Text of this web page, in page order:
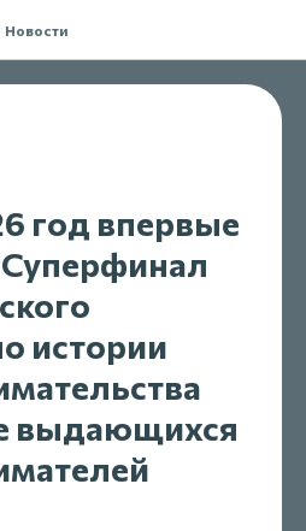
Новости
год впервые
Суперфинал
истории
выдающихся